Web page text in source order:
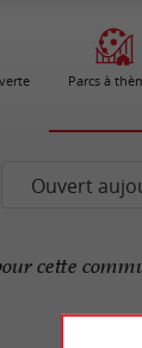
Parcs à
Ouvert
cette